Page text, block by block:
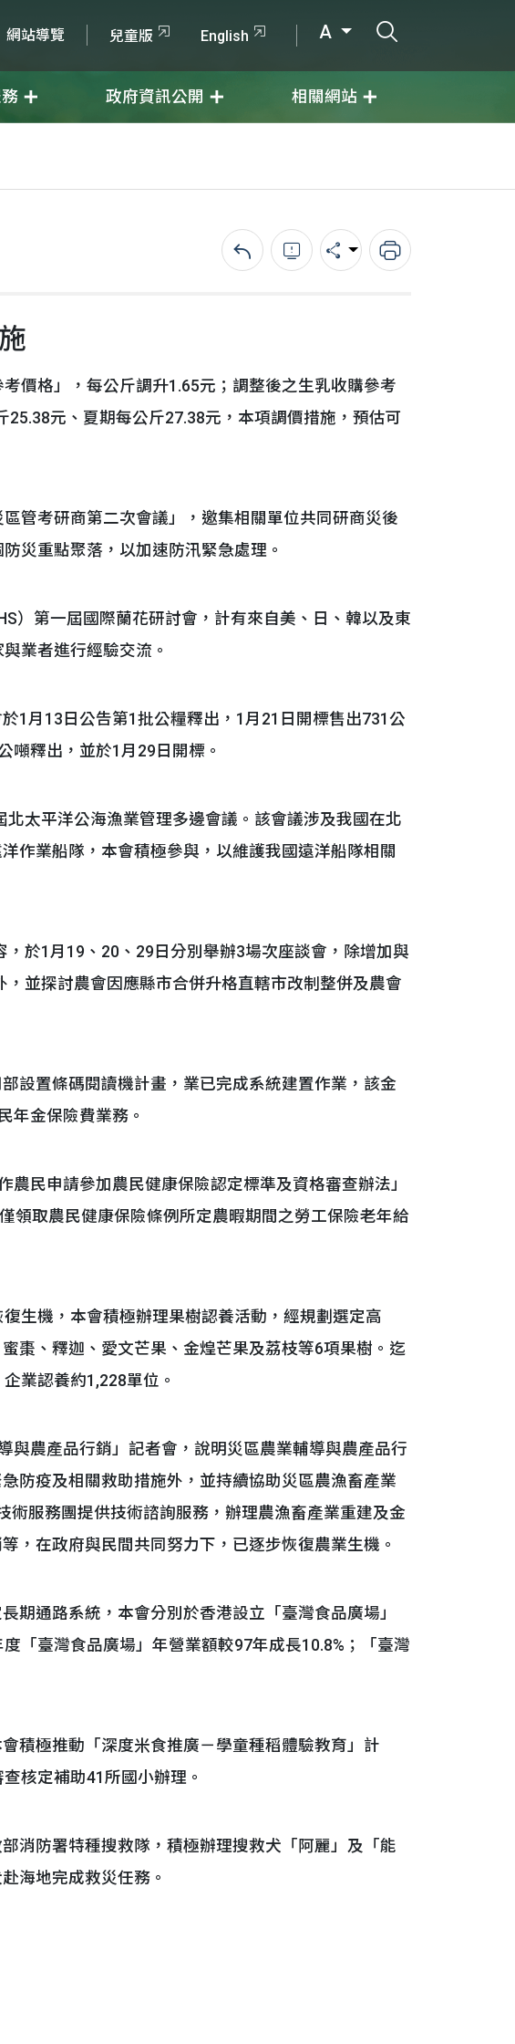
網站導覽 兒童版 English A
政府資訊公開 相關網站
回上一頁錯誤回報分享 列印
價格」，每公斤調升1.65元；調整後之生乳收購參考
元、夏期每公斤27.38元，本項調價措施，預估可
管考研商第二次會議」，邀集相關單位共同研商災後
災重點聚落，以加速防汛緊急處理。
）第一屆國際蘭花研討會，計有來自美、日、韓以及東
業者進行經驗交流。
1月13日公告第1批公糧釋出，1月21日開標售出731公
噸釋出，並於1月29日開標。
太平洋公海漁業管理多邊會議。該會議涉及我國在北
作業船隊，本會積極參與，以維護我國遠洋船隊相關
，於1月19、20、29日分別舉辦3場次座談會，除增加與
，並探討農會因應縣市合併升格直轄市改制整併及農會
設置條碼閱讀機計畫，業已完成系統建置作業，該金
年金保險費業務。
農民申請參加農民健康保險認定標準及資格審查辦法」
領取農民健康保險條例所定農暇期間之勞工保險老年給
生機，本會積極辦理果樹認養活動，經規劃選定高
棗、釋迦、愛文芒果、金煌芒果及荔枝等6項果樹。迄
業認養約1,228單位。
與農產品行銷」記者會，說明災區農業輔導與農產品行
防疫及相關救助措施外，並持續協助災區農漁畜產業
術服務團提供技術諮詢服務，辦理農漁畜產業重建及金
，在政府與民間共同努力下，已逐步恢復農業生機。
期通路系統，本會分別於香港設立「臺灣食品廣場」
「臺灣食品廣場」年營業額較97年成長10.8%；「臺灣
積極推動「深度米食推廣－學童種稻體驗教育」計
核定補助41所國小辦理。
消防署特種搜救隊，積極辦理搜救犬「阿麗」及「能
海地完成救災任務。